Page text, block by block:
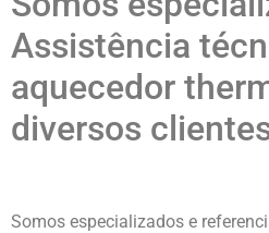
Assistência
aquecedor
diversos
Somos especializados e